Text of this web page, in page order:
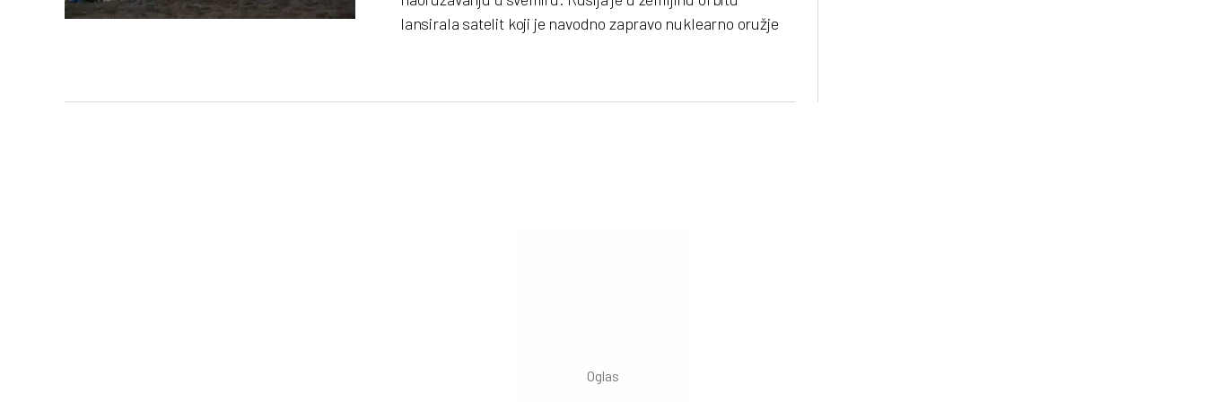
lansirala satelit koji je navodno zapravo nuklearno oružje